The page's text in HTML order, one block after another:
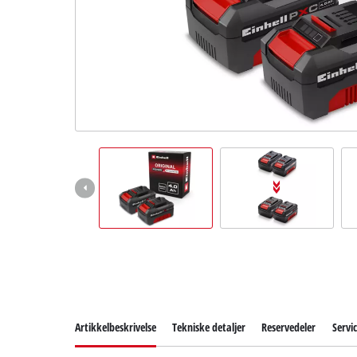
Artikkelbeskrivelse Tekniske detaljer Reservedeler